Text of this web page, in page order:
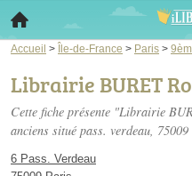
Accueil > Île-de-France > Paris >
Librairie BURET
Cette fiche présente "Librairie
anciens situé pass. verdeau, 75009
6 Pass. Verdeau